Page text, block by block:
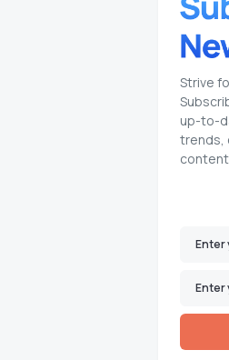
Strive
up-to-
trends,